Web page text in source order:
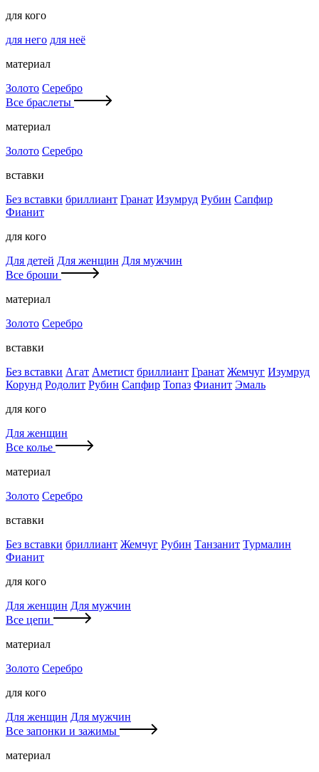
для кого
для него для неё
материал
Золото Серебро
Все браслеты
материал
Золото Серебро
вставки
Без вставки бриллиант Гранат Изумруд Рубин Сапфир
Фианит
для кого
Для детей Для женщин Для мужчин
Все броши
материал
Золото Серебро
вставки
Без вставки Агат Аметист бриллиант Гранат Жемчуг Изумруд
Корунд Родолит Рубин Сапфир Топаз Фианит Эмаль
для кого
Для женщин
Все колье
материал
Золото Серебро
вставки
Без вставки бриллиант Жемчуг Рубин Танзанит Турмалин
Фианит
для кого
Для женщин Для мужчин
Все цепи
материал
Золото Серебро
для кого
Для женщин Для мужчин
Все запонки и зажимы
материал